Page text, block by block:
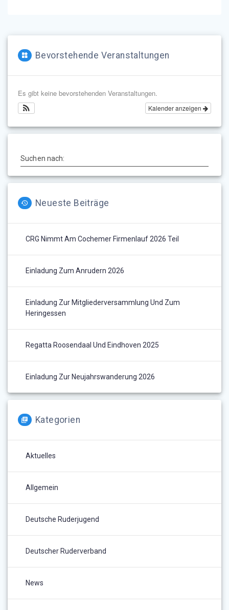
Bevorstehende Veranstaltungen
Es gibt keine bevorstehenden Veranstaltungen.
Kalender anzeigen
Suchen nach:
Neueste Beiträge
CRG Nimmt Am Cochemer Firmenlauf 2026 Teil
Einladung Zum Anrudern 2026
Einladung Zur Mitgliederversammlung Und Zum
Heringessen
Regatta Roosendaal Und Eindhoven 2025
Einladung Zur Neujahrswanderung 2026
Kategorien
Aktuelles
Allgemein
Deutsche Ruderjugend
Deutscher Ruderverband
News